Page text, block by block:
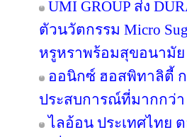
UMI GROUP ส่ง
ตัวนวัตกรรม Micro
หรูหราพร้อมสุขอนามัย
ออนิกซ์ ฮอสพิทาลิตี้ ก
ประสบการณ์ที่มากกว่า
ไลอ้อน ประเทศไทย